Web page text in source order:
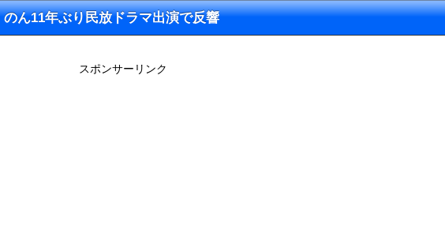
のん11年ぶり民放ドラマ出演で反響
スポンサーリンク